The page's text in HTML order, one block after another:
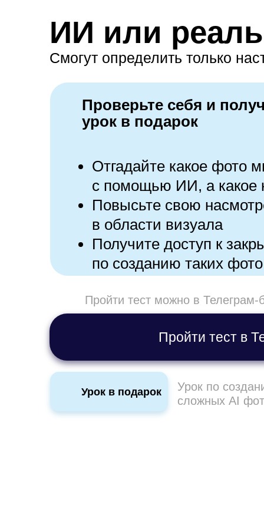
ИИ или
Смогут определить только
Проверьте себя и
урок в подарок
Отгадайте какое фото
с помощью ИИ, а какое
Повысьте свою
в области визуала
Получите доступ к
по созданию таких
Пройти тест можно в Телеграм-
Пройти тест в
Урок в подарок
Урок по
сложных AI